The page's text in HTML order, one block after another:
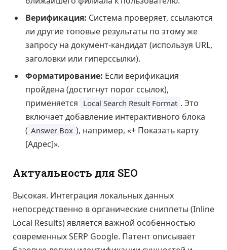
Верификация: Система проверяет, ссылаются
ли другие топовые результаты по этому же
запросу на документ-кандидат (используя URL,
заголовки или гиперссылки).
Форматирование: Если верификация
пройдена (достигнут порог ссылок),
применяется Local Search Result Format . Это
включает добавление интерактивного блока
( Answer Box ), например, «+ Показать карту
[Адрес]».
Актуальность для SEO
Высокая. Интеграция локальных данных
непосредственно в органические сниппеты (Inline
Local Results) является важной особенностью
современных SERP Google. Патент описывает